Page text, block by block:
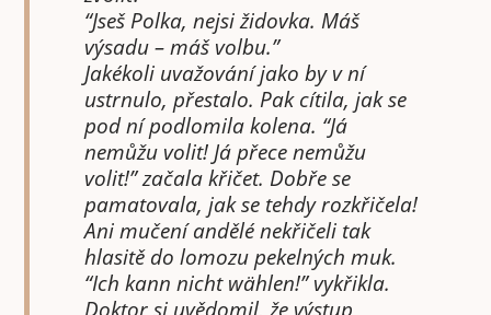
“Jseš Polka, nejsi židovka. Máš
výsadu – máš volbu.”
Jakékoli uvažování jako by v ní
ustrnulo, přestalo. Pak cítila, jak se
pod ní podlomila kolena. “Já
nemůžu volit! Já přece nemůžu
volit!” začala křičet. Dobře se
pamatovala, jak se tehdy rozkřičela!
Ani mučení andělé nekřičeli tak
hlasitě do lomozu pekelných muk.
“Ich kann nicht wählen!” vykřikla.